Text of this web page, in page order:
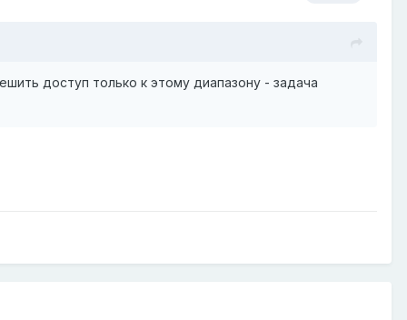
доступ только к этому диапазону - задача